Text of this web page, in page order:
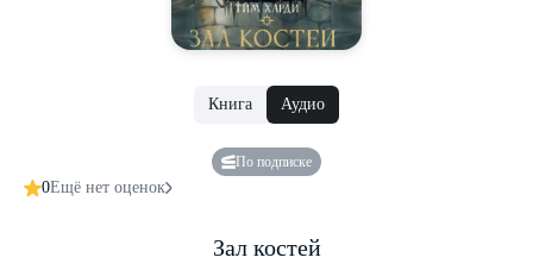
Книга Аудио
По подписке
0Ещё нет оценок
Зал костей